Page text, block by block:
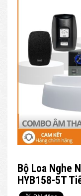
Bộ Loa Nghe
HYB158-5T